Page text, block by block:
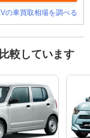
の車買取相場を調べる
較しています